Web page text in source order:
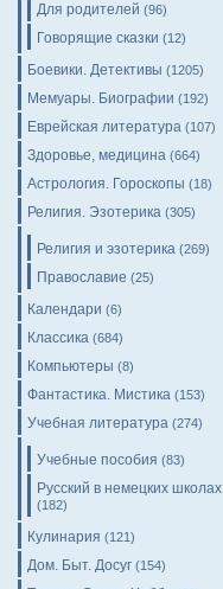
Для родителей (96)
Говорящие сказки (12)
Боевики. Детективы (1205)
Мемуары. Биографии (192)
Еврейская литература (107)
Здоровье, медицина (664)
Астрология. Гороскопы (18)
Религия. Эзотерика (305)
Религия и эзотерика (269)
Православие (25)
Календари (6)
Классика (684)
Компьютеры (8)
Фантастика. Мистика (153)
Учебная литература (274)
Учебные пособия (83)
Русский в немецких школах
(182)
Кулинария (121)
Дом. Быт. Досуг (154)